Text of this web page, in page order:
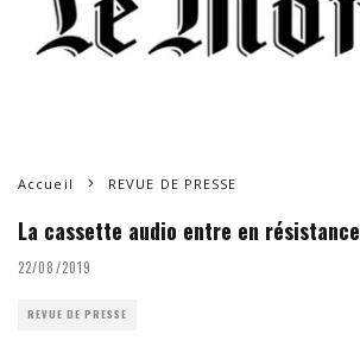
Accueil REVUE DE PRESSE
La cassette audio entre en résistance
22/08/2019
REVUE DE PRESSE